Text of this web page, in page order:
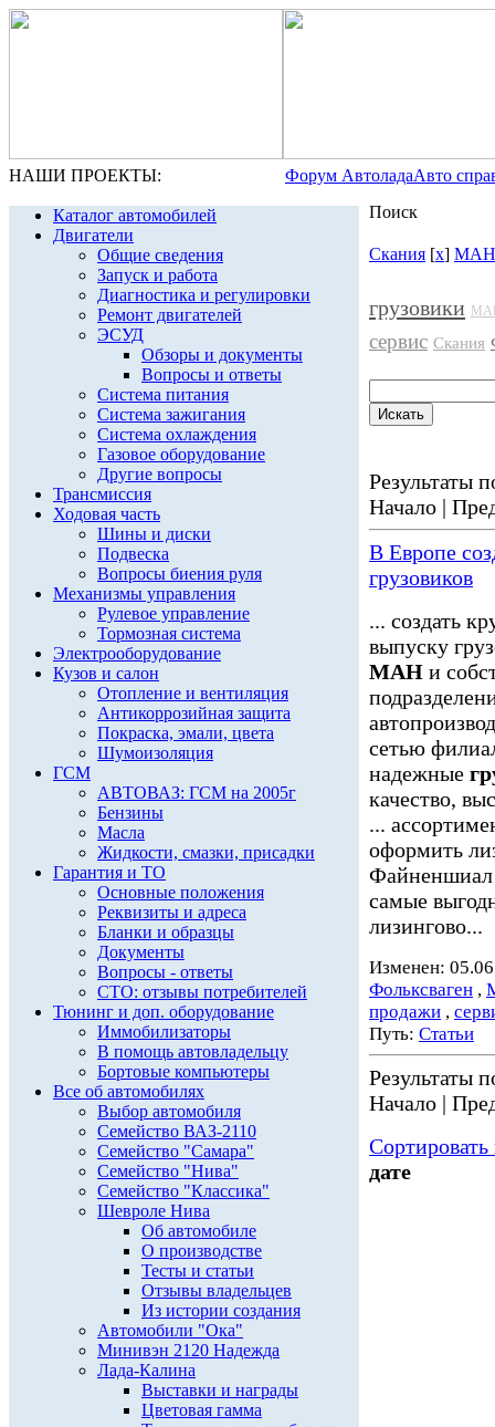
НАШИ ПРОЕКТЫ: Форум АвтоладаАвто
Каталог автомобилей
Двигатели
Общие сведения
Запуск и работа
Диагностика и регулировки
Ремонт двигателей
ЭСУД
Обзоры и документы
Вопросы и ответы
Система питания
Система зажигания
Система охлаждения
Газовое оборудование
Другие вопросы
Трансмиссия
Ходовая часть
Шины и диски
Подвеска
Вопросы биения руля
Механизмы управления
Рулевое управление
Тормозная система
Электрооборудование
Кузов и салон
Отопление и вентиляция
Антикоррозийная защита
Покраска, эмали, цвета
Шумоизоляция
ГСМ
АВТОВАЗ: ГСМ на 2005г
Бензины
Масла
Жидкости, смазки, присадки
Гарантия и ТО
Основные положения
Реквизиты и адреса
Бланки и образцы
Документы
Вопросы - ответы
СТО: отзывы потребителей
Тюнинг и доп. оборудование
Иммобилизаторы
В помощь автовладельцу
Бортовые компьютеры
Все об автомобилях
Выбор автомобиля
Семейство ВАЗ-2110
Семейство "Самара"
Семейство "Нива"
Семейство "Классика"
Шевроле Нива
Об автомобиле
О производстве
Тесты и статьи
Отзывы владельцев
Из истории создания
Автомобили "Ока"
Минивэн 2120 Надежда
Лада-Калина
Выставки и награды
Цветовая гамма
Поиск
Скания [x] МАН
грузовики
сервис Скания
Результаты
Начало |
В Европе
грузовиков
... создать
выпуску
МАН и
сетью
надежные
качество,
...
оформить
самые
лизингово...
Изменен:
Фольксваген ,
продажи ,
Путь: Статьи
Результаты
Начало |
дате